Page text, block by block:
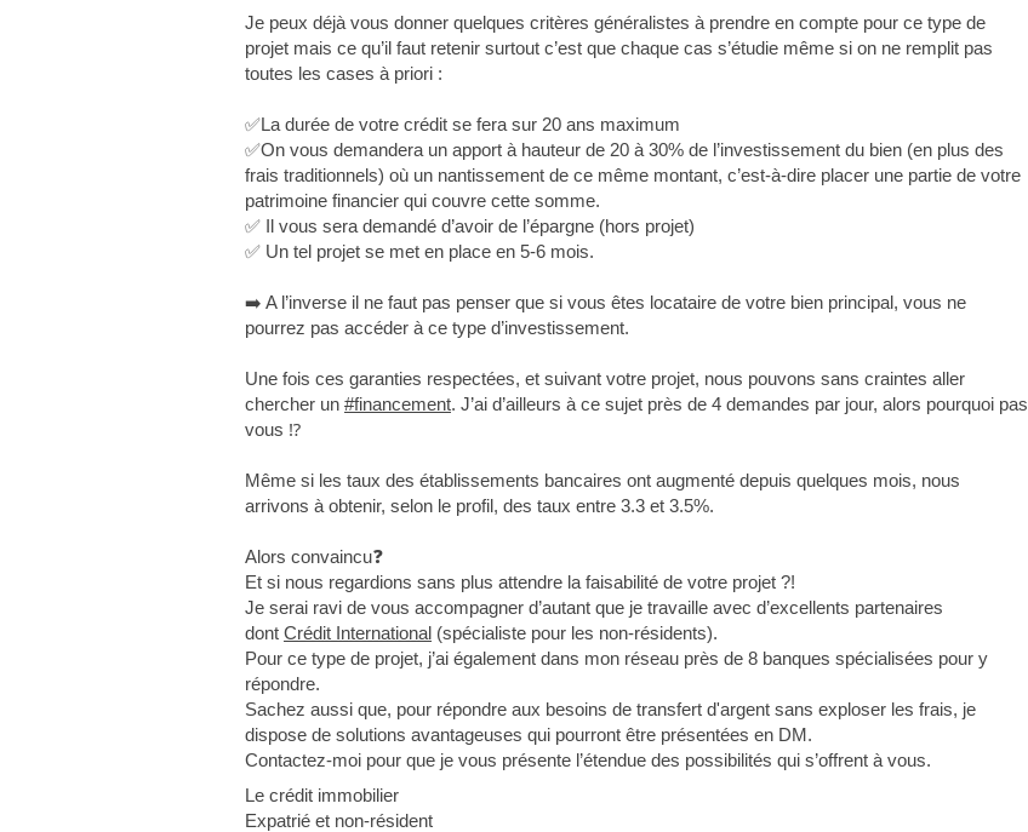
Je peux déjà vous donner quelques critères généralistes à prendre en compte pour ce type de
projet mais ce qu’il faut retenir surtout c’est que chaque cas s’étudie même si on ne remplit pas
toutes les cases à priori :
✅La durée de votre crédit se fera sur 20 ans maximum
✅On vous demandera un apport à hauteur de 20 à 30% de l’investissement du bien (en plus des
frais traditionnels) où un nantissement de ce même montant, c’est-à-dire placer une partie de votre
patrimoine financier qui couvre cette somme.
✅ Il vous sera demandé d’avoir de l’épargne (hors projet)
✅ Un tel projet se met en place en 5-6 mois.
➡️ A l’inverse il ne faut pas penser que si vous êtes locataire de votre bien principal, vous ne
pourrez pas accéder à ce type d’investissement.
Une fois ces garanties respectées, et suivant votre projet, nous pouvons sans craintes aller
chercher un #financement. J’ai d’ailleurs à ce sujet près de 4 demandes par jour, alors pourquoi pas
vous ⁉️
Même si les taux des établissements bancaires ont augmenté depuis quelques mois, nous
arrivons à obtenir, selon le profil, des taux entre 3.3 et 3.5%.
Alors convaincu❓
Et si nous regardions sans plus attendre la faisabilité de votre projet ?!
Je serai ravi de vous accompagner d’autant que je travaille avec d’excellents partenaires
dont Crédit International (spécialiste pour les non-résidents).
Pour ce type de projet, j’ai également dans mon réseau près de 8 banques spécialisées pour y
répondre.
Sachez aussi que, pour répondre aux besoins de transfert d'argent sans exploser les frais, je
dispose de solutions avantageuses qui pourront être présentées en DM.
Contactez-moi pour que je vous présente l’étendue des possibilités qui s’offrent à vous.
Le crédit immobilier
Expatrié et non-résident